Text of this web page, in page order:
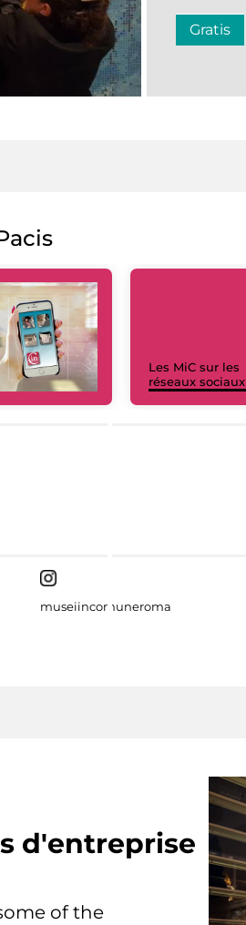
Gratis
Les MiC sur les
réseaux sociaux
museiincomuneroma
d'entreprise
of the